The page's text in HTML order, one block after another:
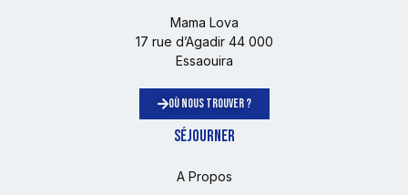
Mama Lova
17 rue d’Agadir 44 000
Essaouira
OÙ NOUS TROUVER ?
SÉJOURNER
A Propos